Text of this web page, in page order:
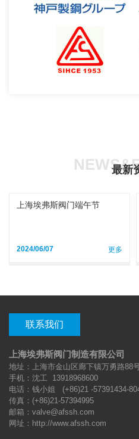
最新
上海埃弗斯阀门端午节
2024/06/07 更多
联系我们
上海埃弗斯阀门制造有限公司
地址：上海市金山区廊下镇万勇路88
手机： 沈工 13918968600
电话： 钱小姐 (+86)21 -57391434-
传真：(+86)21-57394995
邮箱：valve@afssh.com
网址：http://www.afssh.com